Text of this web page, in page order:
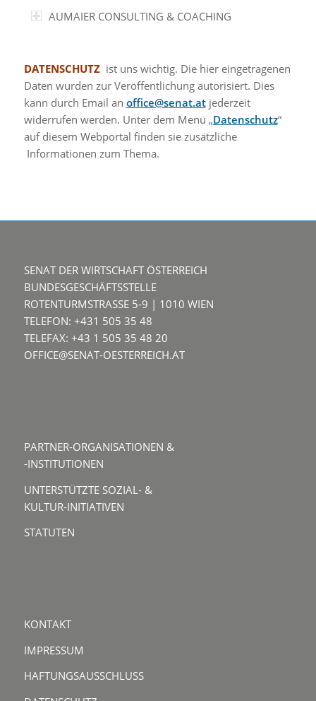
AUMAIER CONSULTING & COACHING
DATENSCHUTZist uns wichtig. Die hier eingetragenen
Daten wurden zur Veröffentlichung autorisiert. Dies
kann durch Email an office@senat.atjederzeit
widerrufen werden. Unter dem Menü „Datenschutz“
auf diesem Webportal finden sie zusätzliche
Informationen zum Thema.
SENAT DER WIRTSCHAFT ÖSTERREICH
BUNDESGESCHÄFTSSTELLE
ROTENTURMSTRASSE 5-9 | 1010 WIEN
TELEFON: +431 505 35 48
TELEFAX: +43 1 505 35 48 20
OFFICE@SENAT-OESTERREICH.AT
PARTNER-ORGANISATIONEN &
-INSTITUTIONEN
UNTERSTÜTZTE SOZIAL- &
KULTUR-INITIATIVEN
STATUTEN
KONTAKT
IMPRESSUM
HAFTUNGSAUSSCHLUSS